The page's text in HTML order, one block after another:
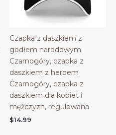
Czapka z daszkiem z
godłem narodowym
Czarnogóry, czapka z
daszkiem z herbem
Czarnogóry, czapka z
daszkiem dla kobiet i
mężczyzn, regulowana
$14.99